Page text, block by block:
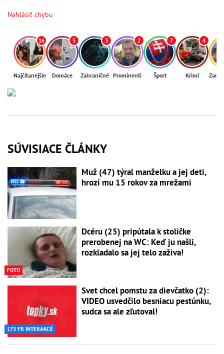
Nahlásiť chybu
16
Najčítanejšie
5
Domáce
3
Zahraničné
2
Prominenti
7
Šport
4
Krimi
SÚVISIACE ČLÁNKY
Muž (47) týral manželku a jej deti,
hrozí mu 15 rokov za mrežami
FOTO
Dcéru (25) pripútala k stoličke
prerobenej na WC: Keď ju našli,
rozkladalo sa jej telo zaživa!
173 FB INTERAKCIÍ
Svet chcel pomstu za dievčatko (2):
VIDEO usvedčilo besniacu pestúnku,
sudca sa ale zľutoval!